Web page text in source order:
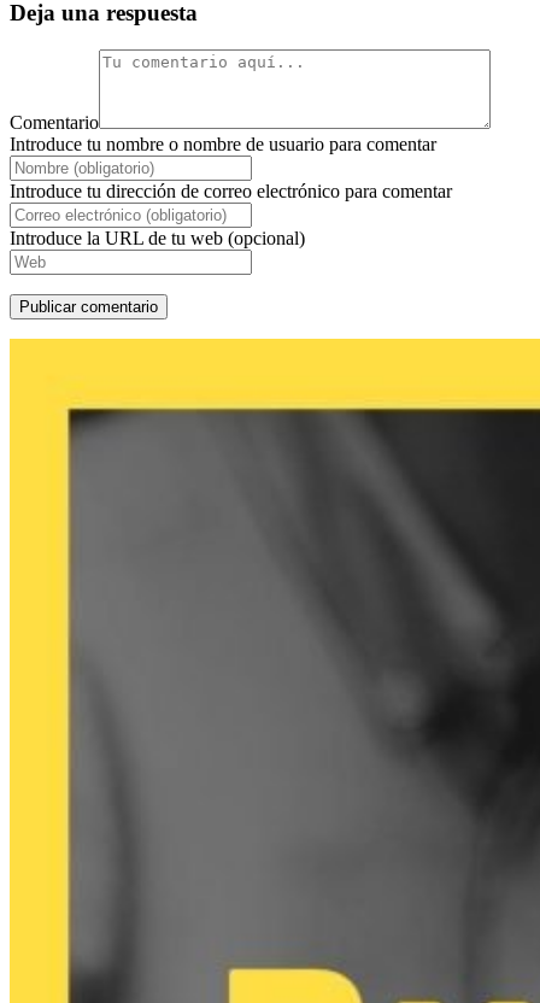
Deja una respuesta
Comentario
Introduce tu nombre o nombre de usuario para comentar
Introduce tu dirección de correo electrónico para comentar
Introduce la URL de tu web (opcional)